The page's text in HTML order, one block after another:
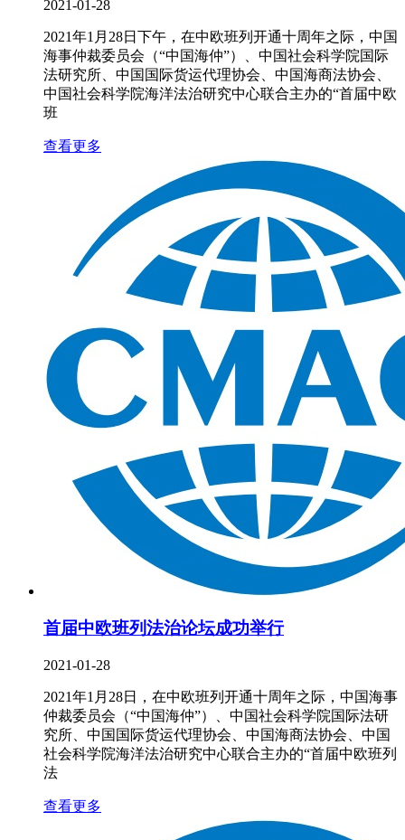
2021-01-28
2021年1月28日下午，在中欧班列开通十周年之际，中国
海事仲裁委员会（“中国海仲”）、中国社会科学院国际
法研究所、中国国际货运代理协会、中国海商法协会、
中国社会科学院海洋法治研究中心联合主办的“首届中欧
班
查看更多
首届中欧班列法治论坛成功举行
2021-01-28
2021年1月28日，在中欧班列开通十周年之际，中国海事
仲裁委员会（“中国海仲”）、中国社会科学院国际法研
究所、中国国际货运代理协会、中国海商法协会、中国
社会科学院海洋法治研究中心联合主办的“首届中欧班列
法
查看更多